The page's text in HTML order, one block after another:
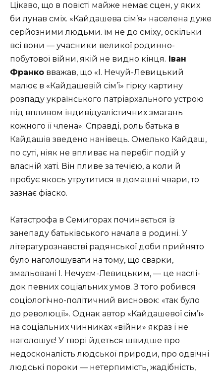
Цікаво, що в повісті майже немає сцен, у яких
би лунав сміх. «Кайдашева сім’я» населена дуже
серйозними людьми. їм не до сміху, оскіль­ки
всі вони — учасники великої родинно-
побутової війни, якій не видно кінця. Іван
Франко вважав, що «І. Нечуй-Левицький
малює в «Кайда­шевій сім’ї» гірку картину
розпаду українського патріархального уст­рою
під впливом індивідуалістичних змагань
кожного її члена». Справ­ді, роль батька в
Кайдашів зведено нанівець. Омелько Кайдаш,
по суті, ніяк не впливає на перебіг подій у
власній хаті. Він пливе за течією, а ко­ли й
пробує якось утрутитися в домашні чвари, то
зазнає фіаско.
Катастрофа в Семигорах починається із
занепаду батьківського нача­ла в родині. У
літературознавстві радянської доби прийнято
було наголо­шувати на тому, що сварки,
змальовані І. Нечуєм-Левицьким, — це наслі­
док певних соціальних умов. З того робився
соціологічно-політичний висновок: «так було
до революції». Однак автор «Кайдашевої сім’ї»
на со­ціальних чинниках «війни» якраз і не
наголошує! У творі йдеться швидше про
недосконалість людської природи, про одвічні
людські пороки — нетерпимість, жадібність,